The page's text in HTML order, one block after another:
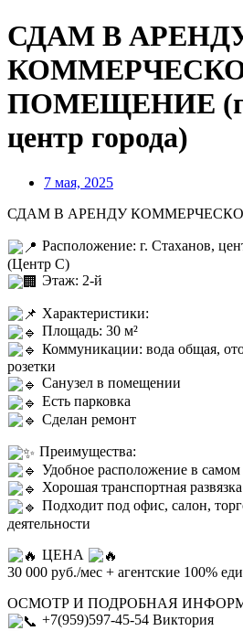
СДАМ В
ПОМЕЩЕНИЕ (г.
центр города)
7 мая, 2025
СДАМ В АРЕНДУ
Расположение: г. Стаханов,
(Центр С)
Этаж: 2-й
Характеристики:
Площадь: 30 м²
Коммуникации: вода общая,
розетки
Санузел в помещении
Есть парковка
Сделан ремонт
Преимущества:
Удобное расположение в самом
Хорошая транспортная развязка
Подходит под офис, салон,
деятельности
ЦЕНА
30 000 руб./мес + агентские 100%
ОСМОТР И ПОДРОБНАЯ
+7(959)597-45-54 Виктория